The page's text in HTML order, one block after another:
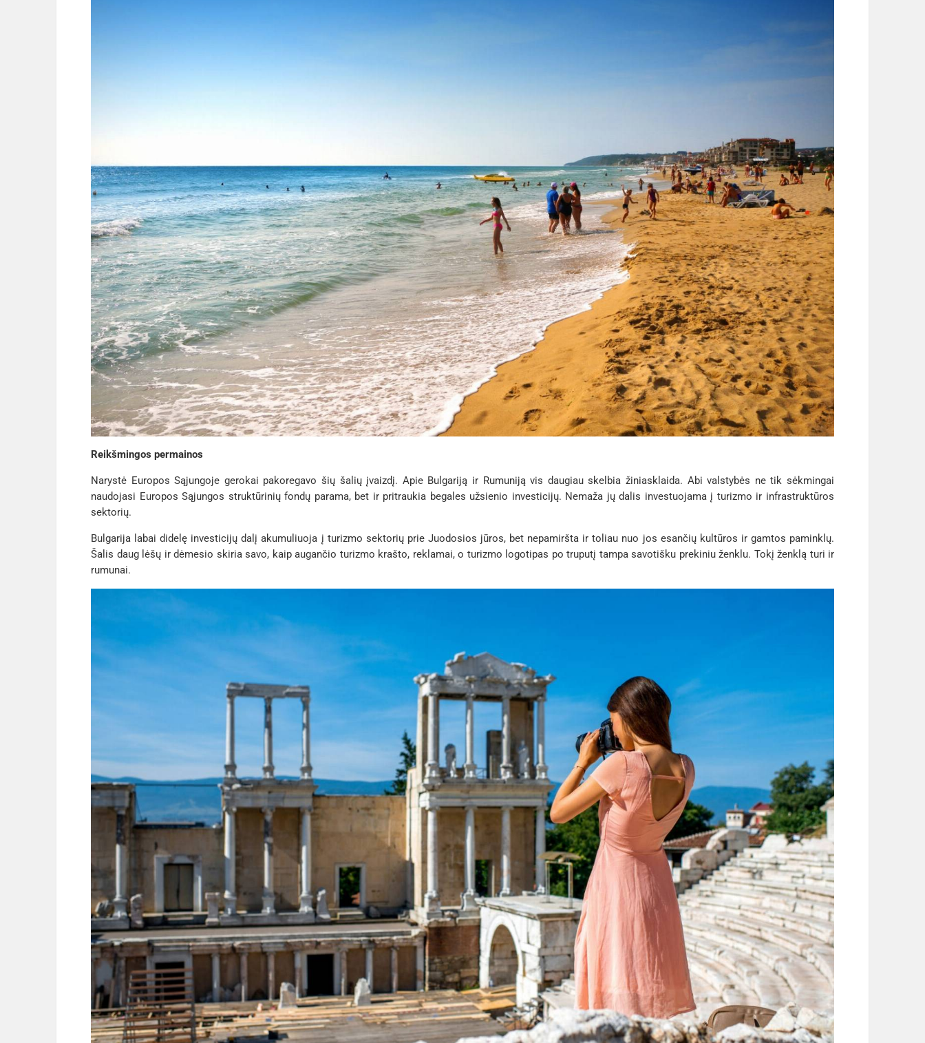
Reikšmingos permainos
Narystė Europos Sąjungoje gerokai pakoregavo šių šalių įvaizdį. Apie Bulgariją ir Rumuniją vis daugiau skelbia žiniasklaida. Abi valstybės ne tik sėkmingai
naudojasi Europos Sąjungos struktūrinių fondų parama, bet ir pritraukia begales užsienio investicijų. Nemaža jų dalis investuojama į turizmo ir infrastruktūros
sektorių.
Bulgarija labai didelę investicijų dalį akumuliuoja į turizmo sektorių prie Juodosios jūros, bet nepamiršta ir toliau nuo jos esančių kultūros ir gamtos paminklų.
Šalis daug lėšų ir dėmesio skiria savo, kaip augančio turizmo krašto, reklamai, o turizmo logotipas po truputį tampa savotišku prekiniu ženklu. Tokį ženklą turi ir
rumunai.